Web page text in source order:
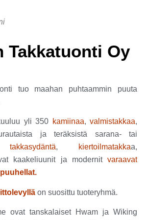
Takkatuonti Oy
tuo maahan puhtaammin puuta
yli 350 kamiinaa,valmistakkaa,
ja teräksistä sarana- tai
takkasydäntä, kiertoilmatakkaa,
kaakeliuunit ja modernit varaavat
puuhellat.
on suosittu tuoteryhmä.
ovat tanskalaiset Hwam ja Wiking